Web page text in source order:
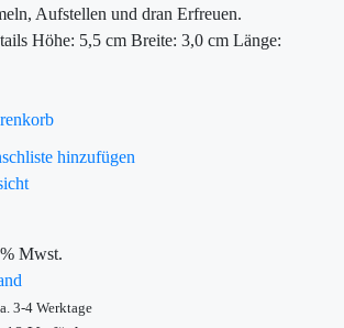
Aufstellen und dran Erfreuen.
Höhe: 5,5 cm Breite: 3,0 cm Länge:
hinzufügen
Mwst.
3-4 Werktage